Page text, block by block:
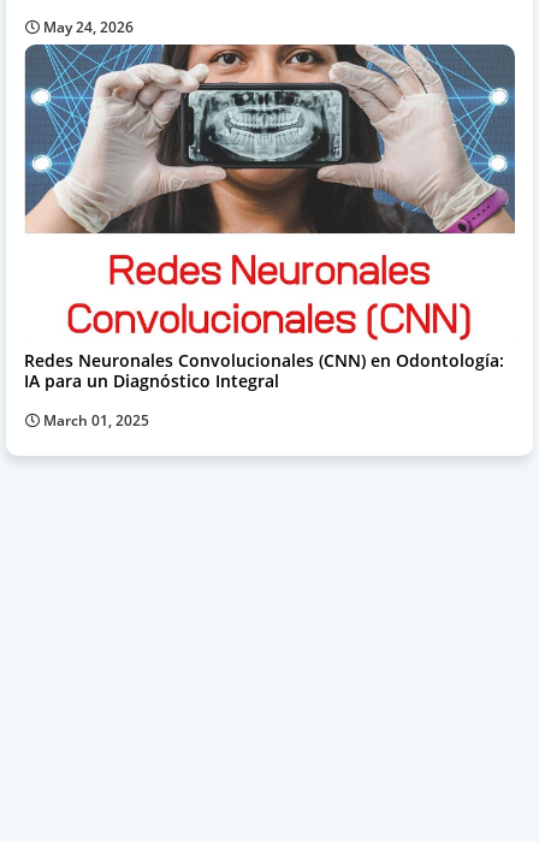
May 24, 2026
Redes Neuronales Convolucionales (CNN) en Odontología:
IA para un Diagnóstico Integral
March 01, 2025